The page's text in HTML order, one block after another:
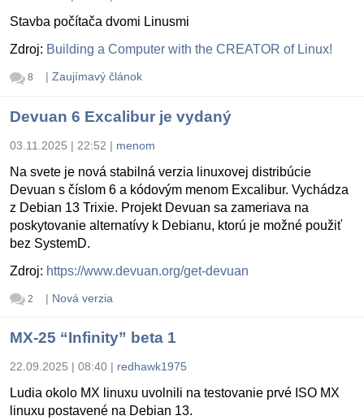
Stavba počítača dvomi Linusmi
Zdroj: Building a Computer with the CREATOR of Linux!
8 | Zaujímavý článok
Devuan 6 Excalibur je vydaný
03.11.2025 | 22:52 | menom
Na svete je nová stabilná verzia linuxovej distribúcie
Devuan s číslom 6 a kódovým menom Excalibur. Vychádza
z Debian 13 Trixie. Projekt Devuan sa zameriava na
poskytovanie alternatívy k Debianu, ktorú je možné použiť
bez SystemD.
Zdroj: https://www.devuan.org/get-devuan
2 | Nová verzia
MX-25 “Infinity” beta 1
22.09.2025 | 08:40 | redhawk1975
Ludia okolo MX linuxu uvolnili na testovanie prvé ISO MX
linuxu postavené na Debian 13.